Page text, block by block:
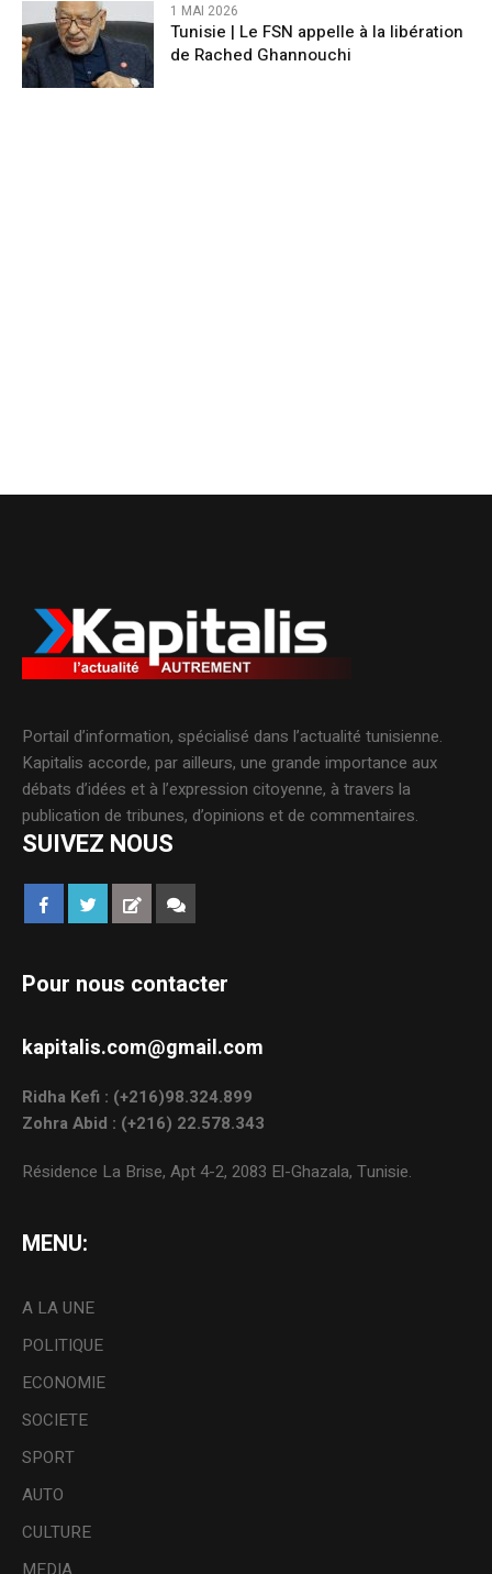
1 MAI 2026
Tunisie | Le FSN appelle à la libération
de Rached Ghannouchi
Portail d’information, spécialisé dans l’actualité tunisienne.
Kapitalis accorde, par ailleurs, une grande importance aux
débats d’idées et à l’expression citoyenne, à travers la
publication de tribunes, d’opinions et de commentaires.
SUIVEZ NOUS
Pour nous contacter
kapitalis.com@gmail.com
Ridha Kefi : (+216)98.324.899
Zohra Abid : (+216) 22.578.343
Résidence La Brise, Apt 4-2, 2083 El-Ghazala, Tunisie.
MENU:
A LA UNE
POLITIQUE
ECONOMIE
SOCIETE
SPORT
AUTO
CULTURE